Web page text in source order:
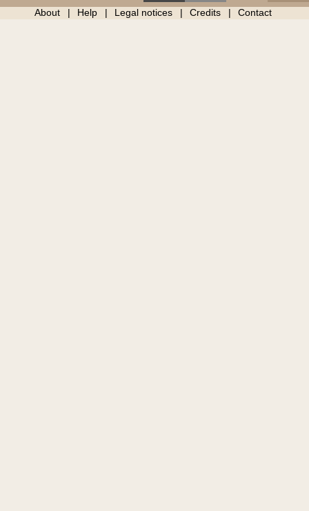
About Help Legal notices Credits Contact